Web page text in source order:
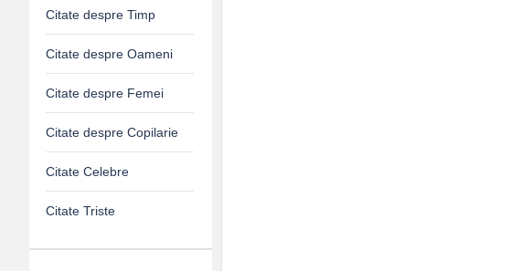
Citate despre Timp
Citate despre Oameni
Citate despre Femei
Citate despre Copilarie
Citate Celebre
Citate Triste